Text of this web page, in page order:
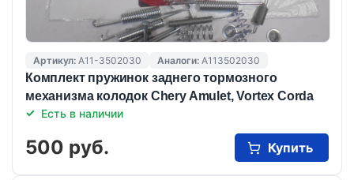
Артикул: A11-3502030 Аналоги: A113502030
Комплект пружинок заднего тормозного
механизма колодок Chery Amulet, Vortex Corda
Есть в наличии
500 руб. Купить